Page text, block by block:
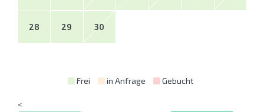
28 29 30
Frei in Anfrage Gebucht
<